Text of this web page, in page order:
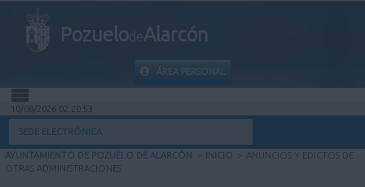
PozuelodeAlarcón
ÁREA PERSONAL
INICIO
INFORMACIÓN PÚBLICA
10/08/2026 02:20:53
SEDE ELECTRÓNICA
AYUNTAMIENTO DE POZUELO DE ALARCÓN > INICIO > ANUNCIOS Y EDICTOS DE
OTRAS ADMINISTRACIONES